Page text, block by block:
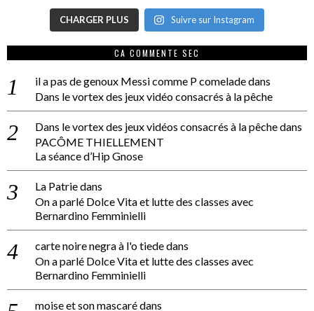
CHARGER PLUS Suivre sur Instagram
CA COMMENTE SEC
il a pas de genoux Messi comme P comeladedans
Dans le vortex des jeux vidéo consacrés à la pêche
Dans le vortex des jeux vidéos consacrés à la pêchedans
PACÔME THIELLEMENT
La séance d’Hip Gnose
La Patriedans
On a parlé Dolce Vita et lutte des classes avec
Bernardino Femminielli
carte noire negra à l'o tiededans
On a parlé Dolce Vita et lutte des classes avec
Bernardino Femminielli
moise et son mascarédans